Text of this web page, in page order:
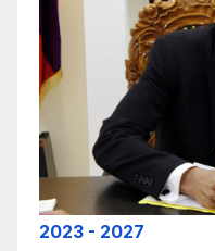
2023 - 2027